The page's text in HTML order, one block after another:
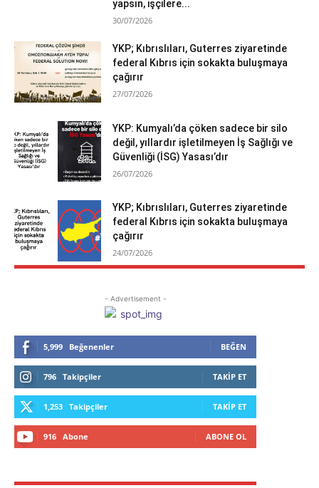
yapsın, işçilere...
30/07/2026
YKP; Kıbrıslıları, Guterres ziyaretinde
federal Kıbrıs için sokakta buluşmaya
çağırır
27/07/2026
YKP: Kumyalı’da çöken sadece bir silo
değil, yıllardır işletilmeyen İş Sağlığı ve
Güvenliği (İSG) Yasası’dır
26/07/2026
YKP; Kıbrıslıları, Guterres ziyaretinde
federal Kıbrıs için sokakta buluşmaya
çağırır
24/07/2026
- Advertisement -
5,999 Beğenenler BEĞEN
796 Takipçiler TAKIP ET
1,253 Takipçiler TAKIP ET
916 Abone ABONE OL